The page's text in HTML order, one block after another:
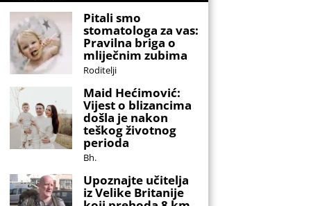
Pitali smo
stomatologa za vas:
Pravilna briga o
mliječnim zubima
Roditelji
Maid Hećimović:
Vijest o blizancima
došla je nakon
teškog životnog
perioda
Bh.
Upoznajte učitelja
iz Velike Britanije